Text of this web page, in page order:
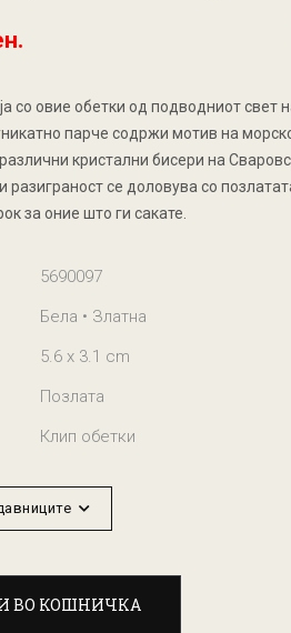
со овие обетки од подводниот свет
парче содржи мотив на
кристални бисери на
се доловува со
за оние што ги сакате.
5690097
Бела • Златна
5.6 x 3.1 cm
Позлата
Клип обетки
ВО КОШНИЧКА